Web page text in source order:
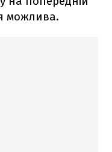
можлива.